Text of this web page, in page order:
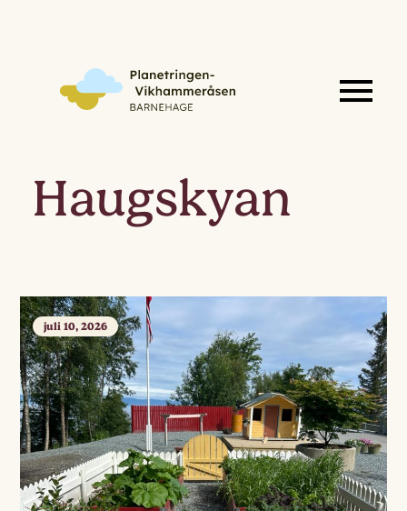
Haugskyan
juli 10, 2026